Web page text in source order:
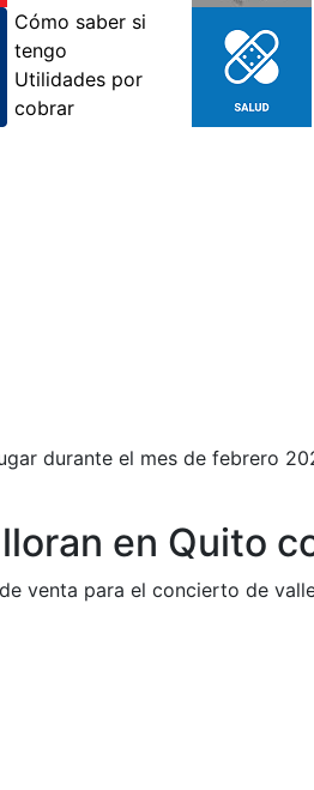
durante el mes de febrero
en Quito
venta para el concierto de